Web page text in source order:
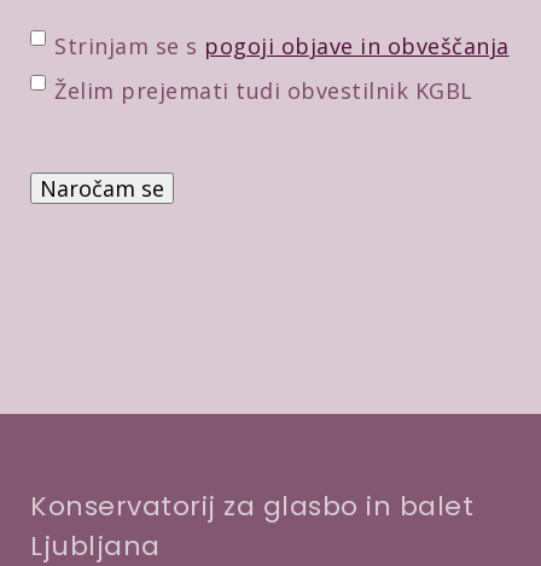
a
i
P
o
d
i
Strinjam se s pogoji objave in obveščanja
D
r
t
v
Želim prejemati tudi obvestilnik KGBL
Konservatorij za glasbo in balet
Ljubljana